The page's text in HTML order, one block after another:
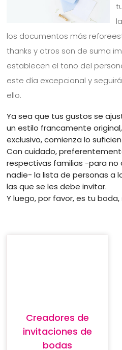
los documentos más
thanks y otros son de suma
establecen el tono del
este día excepcional y
ello.
Ya sea que tus gustos se
un estilo francamente
exclusivo, comienza lo
Con cuidado,
respectivas familias -para no
nadie- la lista de personas a
las que se les debe invitar.
Y luego, por favor, es tu
Creadores de
invitaciones de
bodas